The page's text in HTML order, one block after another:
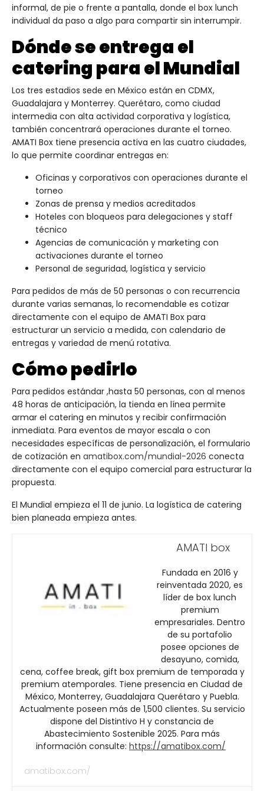
informal, de pie o frente a pantalla, donde el box lunch
individual da paso a algo para compartir sin interrumpir.
Dónde se entrega el
catering para el Mundial
Los tres estadios sede en México están en CDMX,
Guadalajara y Monterrey. Querétaro, como ciudad
intermedia con alta actividad corporativa y logística,
también concentrará operaciones durante el torneo.
AMATI Box tiene presencia activa en las cuatro ciudades,
lo que permite coordinar entregas en:
Oficinas y corporativos con operaciones durante el
torneo
Zonas de prensa y medios acreditados
Hoteles con bloqueos para delegaciones y staff
técnico
Agencias de comunicación y marketing con
activaciones durante el torneo
Personal de seguridad, logística y servicio
Para pedidos de más de 50 personas o con recurrencia
durante varias semanas, lo recomendable es cotizar
directamente con el equipo de AMATI Box para
estructurar un servicio a medida, con calendario de
entregas y variedad de menú rotativa.
Cómo pedirlo
Para pedidos estándar ,hasta 50 personas, con al menos
48 horas de anticipación, la tienda en línea permite
armar el catering en minutos y recibir confirmación
inmediata. Para eventos de mayor escala o con
necesidades específicas de personalización, el formulario
de cotización en amatibox.com/mundial-2026 conecta
directamente con el equipo comercial para estructurar la
propuesta.
El Mundial empieza el 11 de junio. La logística de catering
bien planeada empieza antes.
AMATI box
Fundada en 2016 y
reinventada 2020, es
líder de box lunch
premium
empresariales. Dentro
de su portafolio
posee opciones de
desayuno, comida,
cena, coffee break, gift box premium de temporada y
premium atemporales. Tiene presencia en Ciudad de
México, Monterrey, Guadalajara Querétaro y Puebla.
Actualmente poseen más de 1,500 clientes. Su servicio
dispone del Distintivo H y constancia de
Abastecimiento Sostenible 2025. Para más
información consulte: https://amatibox.com/
amatibox.com/